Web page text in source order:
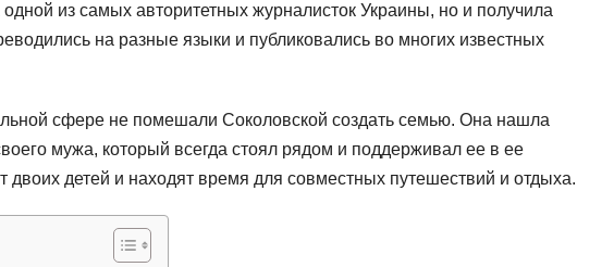
из самых авторитетных журналисток Украины, но и получила
на разные языки и публиковались во многих известных
сфере не помешали Соколовской создать семью. Она нашла
мужа, который всегда стоял рядом и поддерживал ее в ее
детей и находят время для совместных путешествий и отдыха.